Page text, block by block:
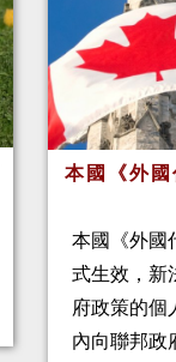
本國《外
本國《外國
式生效，新
府政策的個
內向聯邦政